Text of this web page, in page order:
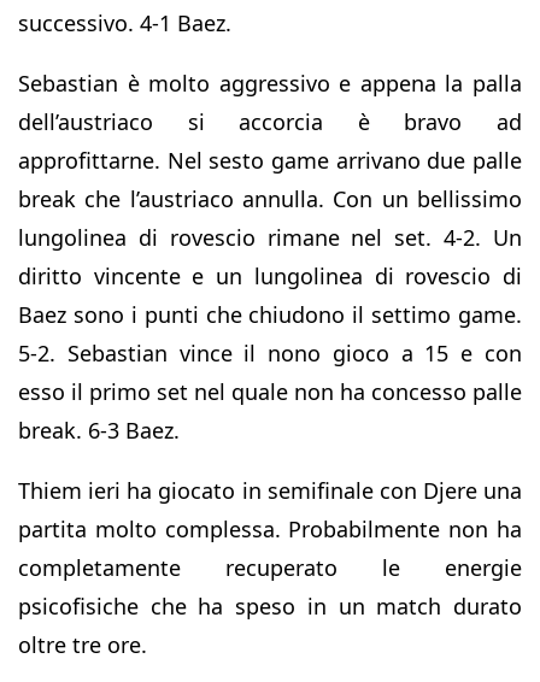
successivo. 4-1 Baez.
Sebastian è molto aggressivo e appena la palla
dell’austriaco si accorcia è bravo ad
approfittarne. Nel sesto game arrivano due palle
break che l’austriaco annulla. Con un bellissimo
lungolinea di rovescio rimane nel set. 4-2. Un
diritto vincente e un lungolinea di rovescio di
Baez sono i punti che chiudono il settimo game.
5-2. Sebastian vince il nono gioco a 15 e con
esso il primo set nel quale non ha concesso palle
break. 6-3 Baez.
Thiem ieri ha giocato in semifinale con Djere una
partita molto complessa. Probabilmente non ha
completamente recuperato le energie
psicofisiche che ha speso in un match durato
oltre tre ore.